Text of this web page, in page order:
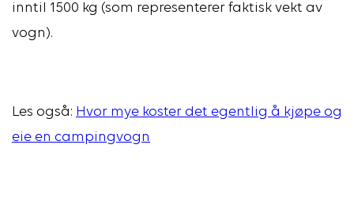
inntil 1500 kg (som representerer faktisk vekt av
vogn).
Les også: Hvor mye koster det egentlig å kjøpe og
eie en campingvogn